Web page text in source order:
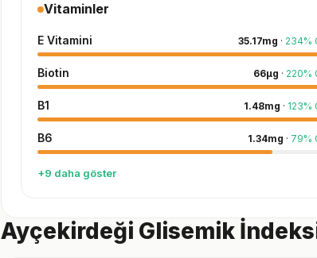
Vitaminler
E Vitamini 35.17mg · 234%
Biotin 66µg · 220%
B1 1.48mg · 123%
B6 1.34mg · 79%
+9 daha göster
Ayçekirdeği Glisemik